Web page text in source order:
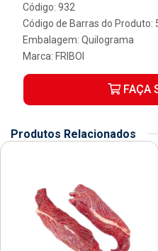
Código: 932
Código de Barras do Produto:
Embalagem: Quilograma
Marca: FRIBOI
FAÇA
Produtos Relacionados